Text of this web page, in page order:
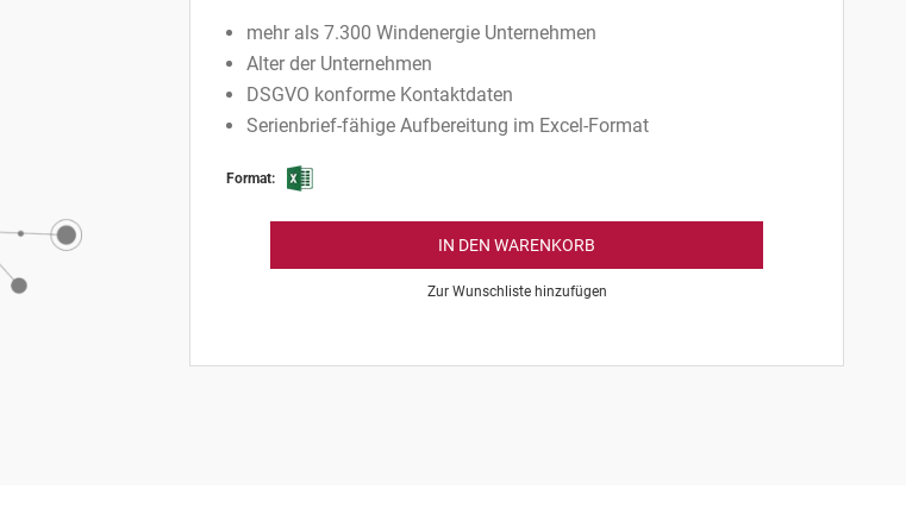
mehr als 7.300 Windenergie Unternehmen
Alter der Unternehmen
DSGVO konforme Kontaktdaten
Serienbrief-fähige Aufbereitung im Excel-Format
Format:
IN DEN WARENKORB
Zur Wunschliste hinzufügen